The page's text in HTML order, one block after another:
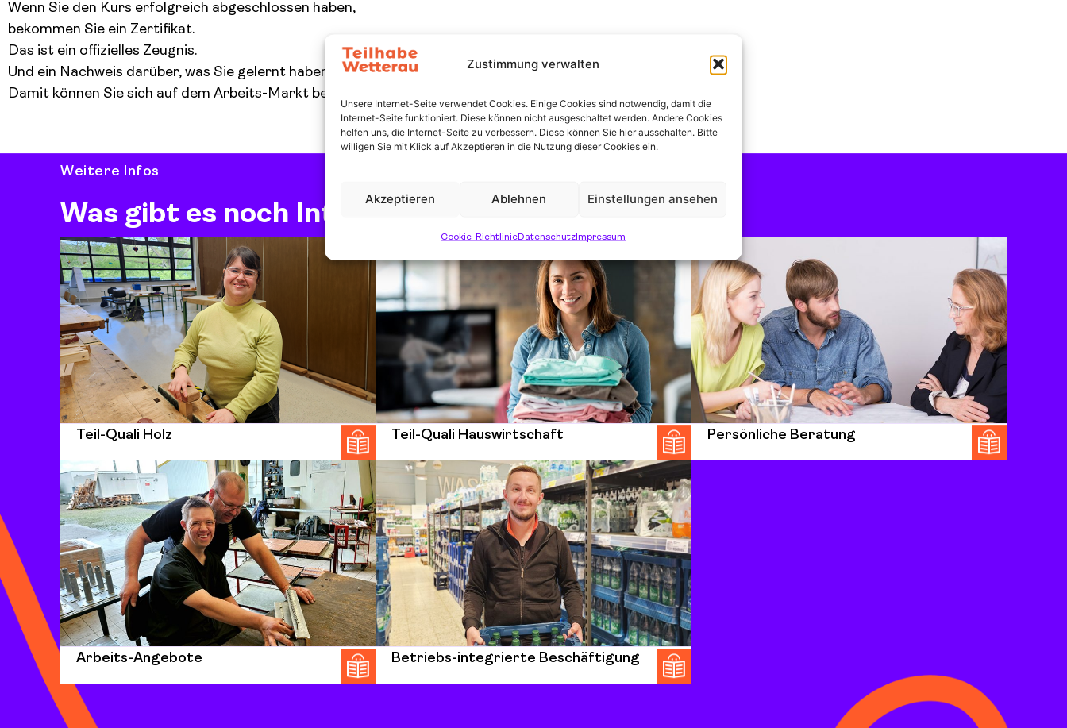
Zustimmung verwalten
Unsere Internet-Seite verwendet Cookies. Einige Cookies sind notwendig, damit die
Internet-Seite funktioniert. Diese können nicht ausgeschaltet werden. Andere Cookies
helfen uns, die Internet-Seite zu verbessern. Diese können Sie hier ausschalten. Bitte
willigen Sie mit Klick auf Akzeptieren in die Nutzung dieser Cookies ein.
Akzeptieren Ablehnen Einstellungen ansehen
Cookie-RichtlinieDatenschutz Impressum
Wenn Sie den Kurs erfolgreich abgeschlossen haben,
bekommen Sie ein Zertifikat.
Das ist ein offizielles Zeugnis.
Und ein Nachweis darüber, was Sie gelernt haben.
Damit können Sie sich auf dem Arbeits-Markt bewerben.
Weitere Infos
Was gibt es noch Interessantes:
Teil-Quali Holz Teil-Quali Hauswirtschaft Persönliche Beratung
Arbeits-Angebote Betriebs-integrierte Beschäftigung